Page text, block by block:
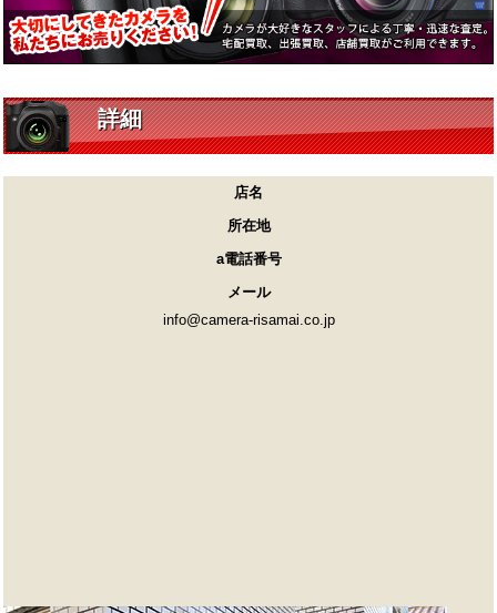
詳細
店名
所在地
a電話番号
メール
info@camera-risamai.co.jp